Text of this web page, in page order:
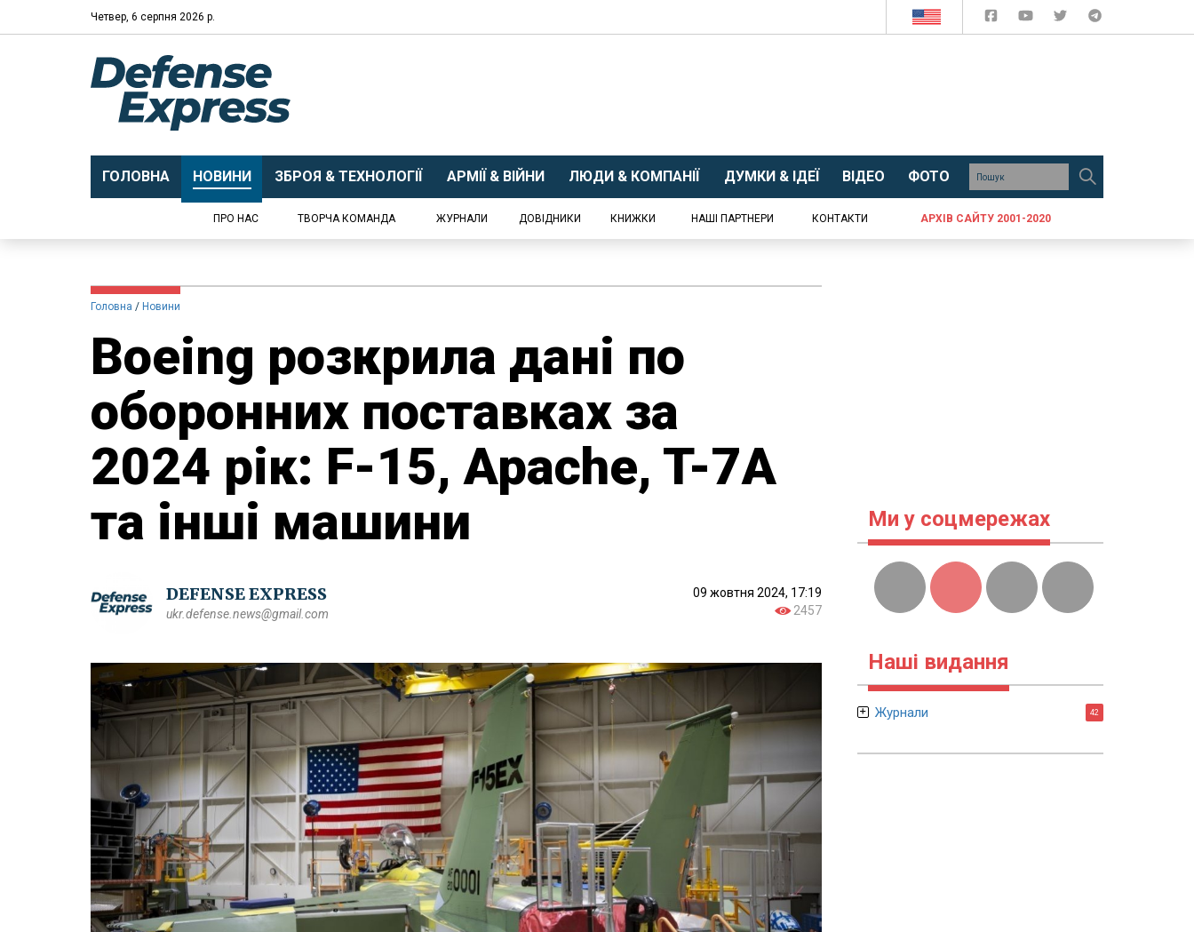
Четвер, 6 серпня 2026 р.
ГОЛОВНА НОВИНИ ЗБРОЯ & ТЕХНОЛОГІЇ АРМІЇ & ВІЙНИ ЛЮДИ & КОМПАНІЇ ДУМКИ & ІДЕЇ ВІДЕО ФОТО
ПРО НАС ТВОРЧА КОМАНДА ЖУРНАЛИ ДОВІДНИКИ КНИЖКИ НАШІ ПАРТНЕРИ КОНТАКТИ АРХІВ САЙТУ 2001-2020
Головна Новини
Boeing розкрила дані по
оборонних поставках за
2024 рік: F-15, Apache, T-7A
та інші машини
DEFENSE EXPRESS
ukr.defense.news@gmail.com
09 жовтня 2024, 17:19
2457
Ми у соцмережах
Наші видання
Журнали 42